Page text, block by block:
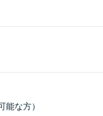
な方）